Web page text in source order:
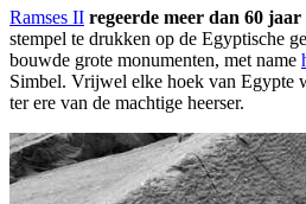
Ramses II regeerde meer dan 60 jaar
stempel te drukken op de Egyptische
bouwde grote monumenten, met name
Simbel. Vrijwel elke hoek van Egypte
ter ere van de machtige heerser.